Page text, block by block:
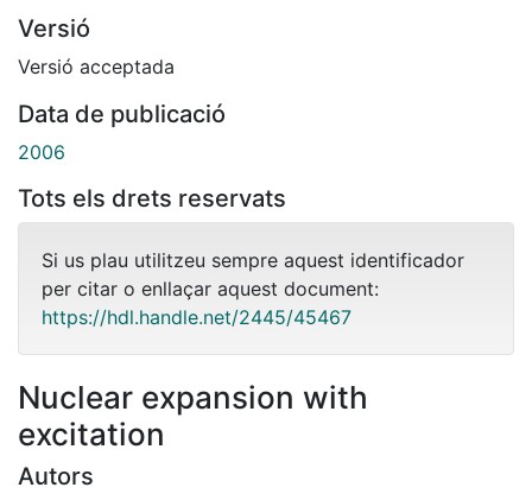
Versió
Versió acceptada
Data de publicació
2006
Tots els drets reservats
Si us plau utilitzeu sempre aquest identificador
per citar o enllaçar aquest document:
https://hdl.handle.net/2445/45467
Nuclear expansion with
excitation
Autors